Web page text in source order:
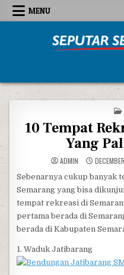
Skip to content
MENU
10 Tempat
Yang
ADMIN
Sebenarnya cukup banyak
Semarang yang bisa
tempat rekreasi di
pertama berada di
berada di Kabupaten
1. Waduk Jatibarang